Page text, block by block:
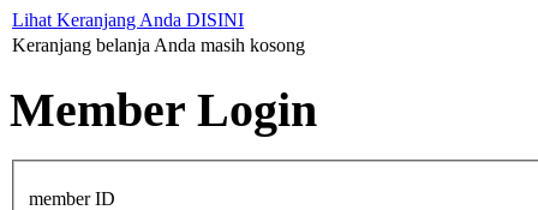
Lihat Keranjang Anda DISINI
Keranjang belanja Anda masih kosong
Member Login
member ID